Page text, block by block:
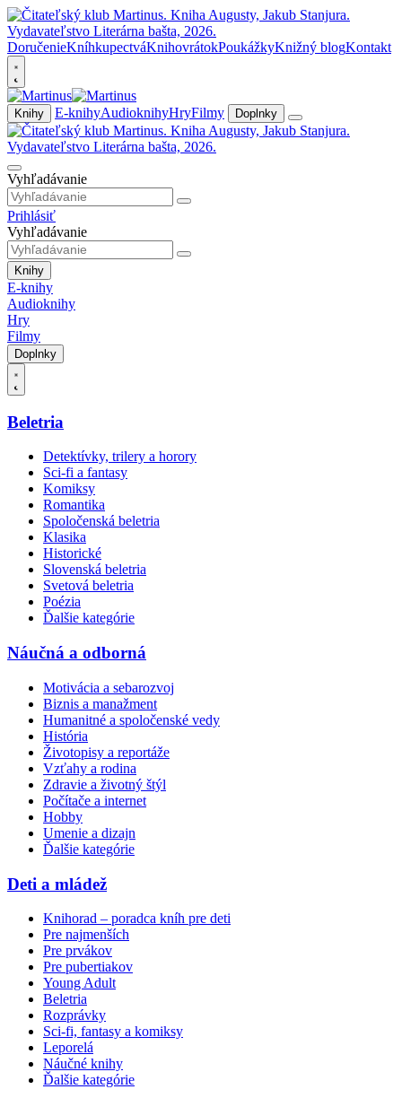
DoručenieKníhkupectváKnihovrátokPoukážkyKnižný blogKontakt
Knihy E-knihyAudioknihyHryFilmy Doplnky
Vyhľadávanie
Prihlásiť
Vyhľadávanie
Knihy
E-knihy
Audioknihy
Hry
Filmy
Doplnky
Beletria
Detektívky, trilery a horory
Sci-fi a fantasy
Komiksy
Romantika
Spoločenská beletria
Klasika
Historické
Slovenská beletria
Svetová beletria
Poézia
Ďalšie kategórie
Náučná a odborná
Motivácia a sebarozvoj
Biznis a manažment
Humanitné a spoločenské vedy
História
Životopisy a reportáže
Vzťahy a rodina
Zdravie a životný štýl
Počítače a internet
Hobby
Umenie a dizajn
Ďalšie kategórie
Deti a mládež
Knihorad – poradca kníh pre deti
Pre najmenších
Pre prvákov
Pre pubertiakov
Young Adult
Beletria
Rozprávky
Sci-fi, fantasy a komiksy
Leporelá
Náučné knihy
Ďalšie kategórie